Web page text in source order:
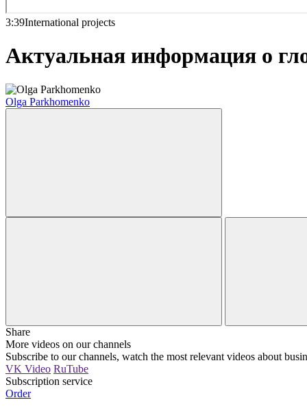
3:39International projects
Актуальная информация о
Olga Parkhomenko
Share
More videos on our channels
Subscribe to our channels, watch the most relevant videos about
VK Video RuTube
Subscription service
Order